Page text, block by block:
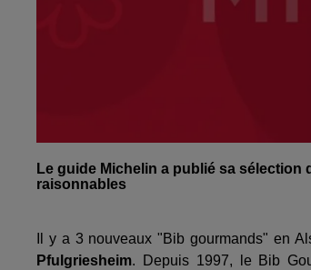
Le guide Michelin a publié sa
raisonnables
Il y a 3 nouveaux "Bib gourmands" en
Pfulgriesheim. Depuis 1997, le Bib